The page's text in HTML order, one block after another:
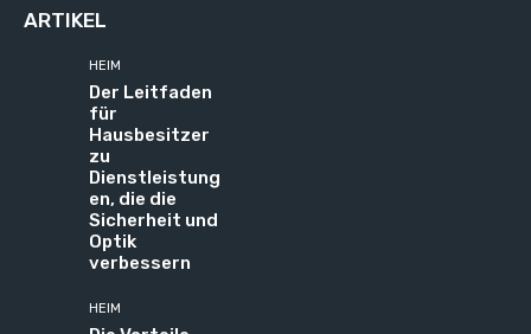
ARTIKEL
HEIM
Der Leitfaden
für
Hausbesitzer
zu
Dienstleistung
en, die die
Sicherheit und
Optik
verbessern
HEIM